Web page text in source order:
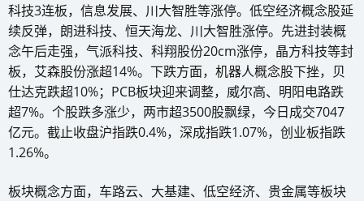
科技3连板，信息发展、川大智胜等涨停。低空经济概念股延
续反弹，朗进科技、恒天海龙、川大智胜涨停。先进封装概
念午后走强，气派科技、科翔股份20cm涨停，晶方科技等封
板，艾森股份涨超14%。下跌方面，机器人概念股下挫，贝
仕达克跌超10%；PCB板块迎来调整，威尔高、明阳电路跌
超7%。个股跌多涨少，两市超3500股飘绿，今日成交7047
亿元。截止收盘沪指跌0.4%，深成指跌1.07%，创业板指跌
1.26%。
板块概念方面，车路云、大基建、低空经济、贵金属等板块